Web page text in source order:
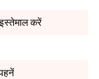
करें